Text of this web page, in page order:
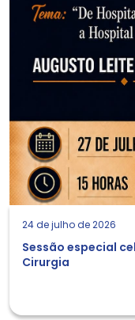
24 de julho de 2026
Sessão especial
Cirurgia